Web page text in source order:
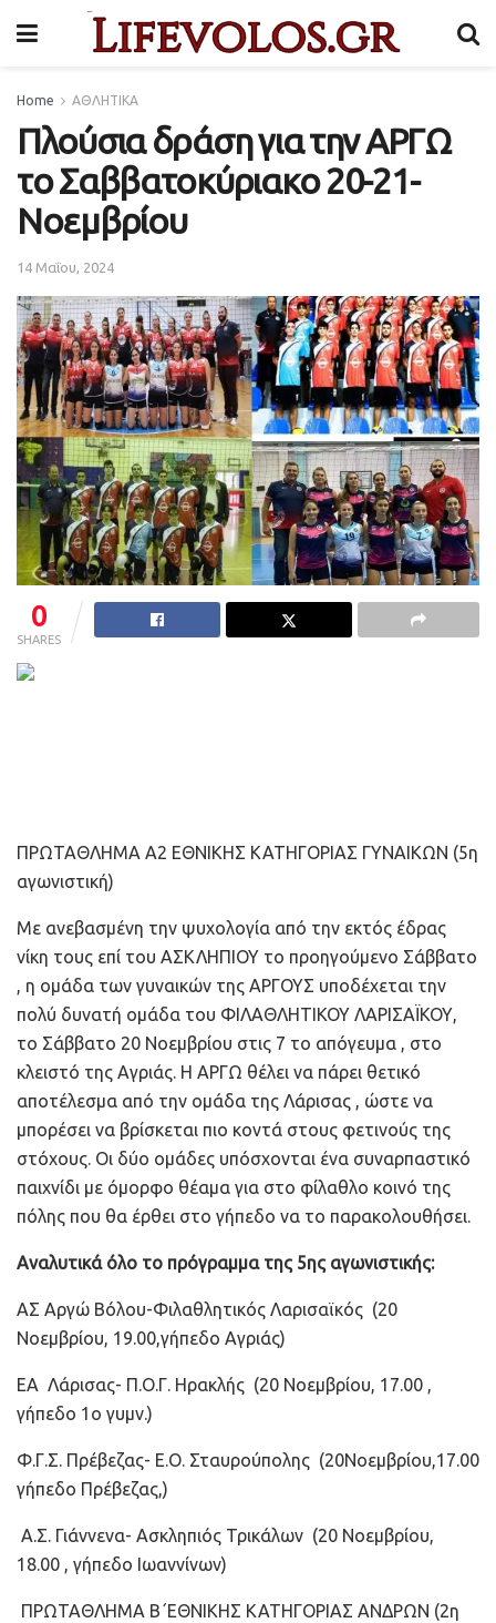
Home ΑΘΛΗΤΙΚΑ
Πλούσια δράση για την ΑΡΓΩ
το Σαββατοκύριακο 20-21-
Νοεμβρίου
14 Μαΐου, 2024
0
SHARES
ΠΡΩΤΑΘΛΗΜΑ Α2 ΕΘΝΙΚΗΣ ΚΑΤΗΓΟΡΙΑΣ ΓΥΝΑΙΚΩΝ (5η
αγωνιστική)
Με ανεβασμένη την ψυχολογία από την εκτός έδρας
νίκη τους επί του ΑΣΚΛΗΠΙΟΥ το προηγούμενο Σάββατο
, η ομάδα των γυναικών της ΑΡΓΟΥΣ υποδέχεται την
πολύ δυνατή ομάδα του ΦΙΛΑΘΛΗΤΙΚΟΥ ΛΑΡΙΣΑΪΚΟΥ,
το Σάββατο 20 Νοεμβρίου στις 7 το απόγευμα , στο
κλειστό της Αγριάς. Η ΑΡΓΩ θέλει να πάρει θετικό
αποτέλεσμα από την ομάδα της Λάρισας , ώστε να
μπορέσει να βρίσκεται πιο κοντά στους φετινούς της
στόχους. Οι δύο ομάδες υπόσχονται ένα συναρπαστικό
παιχνίδι με όμορφο θέαμα για στο φίλαθλο κοινό της
πόλης που θα έρθει στο γήπεδο να το παρακολουθήσει.
Αναλυτικά όλο το πρόγραμμα της 5ης αγωνιστικής:
ΑΣ Αργώ Βόλου-Φιλαθλητικός Λαρισαϊκός (20
Νοεμβρίου, 19.00,γήπεδο Αγριάς)
ΕΑ Λάρισας- Π.Ο.Γ. Ηρακλής (20 Νοεμβρίου, 17.00 ,
γήπεδο 1ο γυμν.)
Φ.Γ.Σ. Πρέβεζας- Ε.Ο. Σταυρούπολης (20Νοεμβρίου,17.00
γήπεδο Πρέβεζας,)
Α.Σ. Γιάννενα- Ασκληπιός Τρικάλων (20 Νοεμβρίου,
18.00 , γήπεδο Ιωαννίνων)
ΠΡΩΤΑΘΛΗΜΑ Β΄ΕΘΝΙΚΗΣ ΚΑΤΗΓΟΡΙΑΣ ΑΝΔΡΩΝ (2η